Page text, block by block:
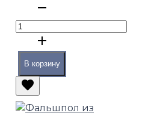
В корзину